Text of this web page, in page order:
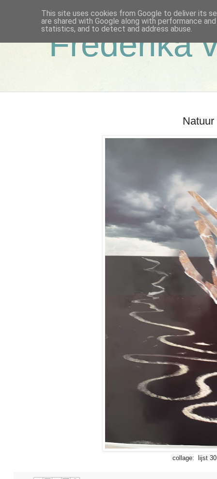
Frederika
Natuur
collage: lijst
This site uses cookies from Google to deliver its
are shared with Google along with performance
statistics, and to detect and address abuse.